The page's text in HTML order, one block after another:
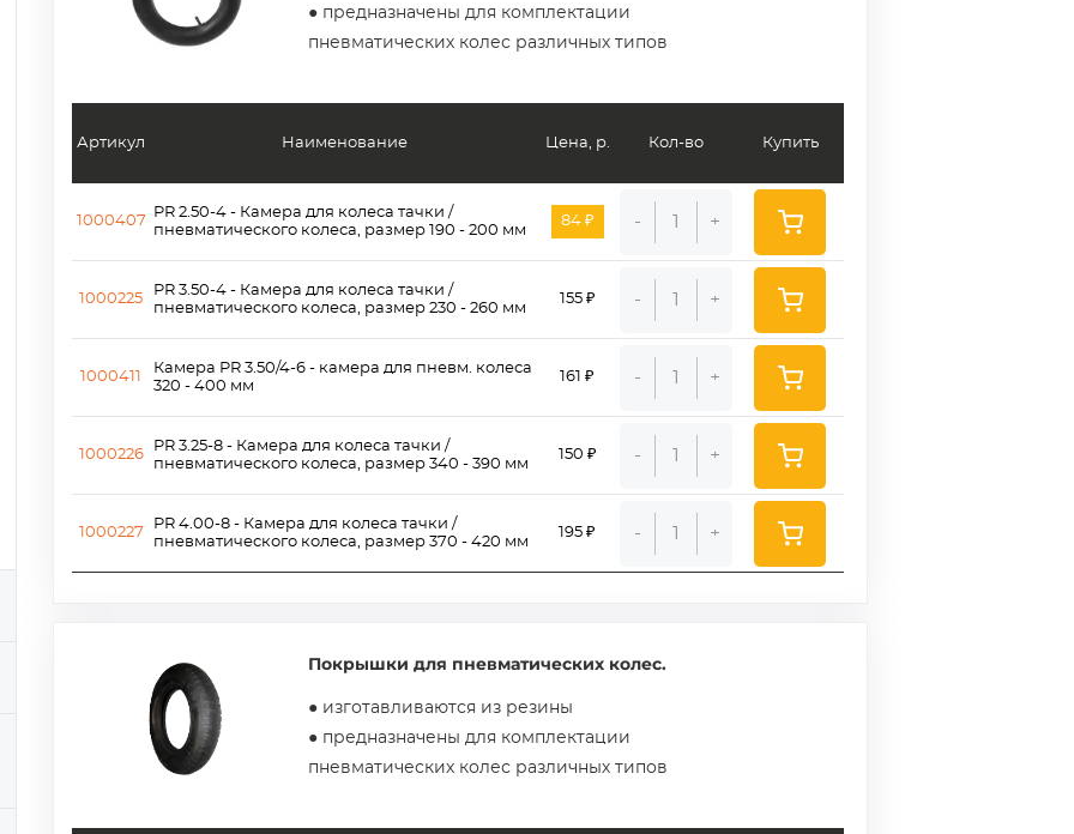
● предназначены для комплектации
пневматических колес различных типов
Артикул
1000407
1000225
1000411
1000226
1000227
Наименование
PR 2.50-4 - Камера для колеса тачки /
пневматического колеса, размер 190 - 200 мм
PR 3.50-4 - Камера для колеса тачки /
пневматического колеса, размер 230 - 260 мм
Камера PR 3.50/4-6 - камера для пневм. колеса
320 - 400 мм
PR 3.25-8 - Камера для колеса тачки /
пневматического колеса, размер 340 - 390 мм
PR 4.00-8 - Камера для колеса тачки /
пневматического колеса, размер 370 - 420 мм
Цена, р.
84 ₽
155 ₽
161 ₽
150 ₽
195 ₽
Кол-во
- +
- +
- +
- +
- +
Купить
Покрышки для пневматических колес.
● изготавливаются из резины
● предназначены для комплектации
пневматических колес различных типов